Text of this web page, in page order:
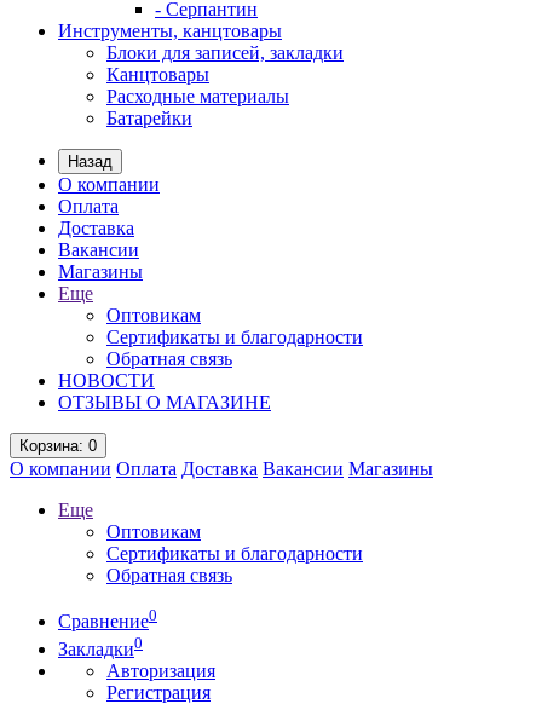
- Серпантин
Инструменты, канцтовары
Блоки для записей, закладки
Канцтовары
Расходные материалы
Батарейки
Назад
О компании
Оплата
Доставка
Вакансии
Магазины
Еще
Оптовикам
Сертификаты и благодарности
Обратная связь
НОВОСТИ
ОТЗЫВЫ О МАГАЗИНЕ
Корзина: 0
О компании Оплата Доставка Вакансии Магазины
Еще
Оптовикам
Сертификаты и благодарности
Обратная связь
Сравнение0
Закладки0
Авторизация
Регистрация